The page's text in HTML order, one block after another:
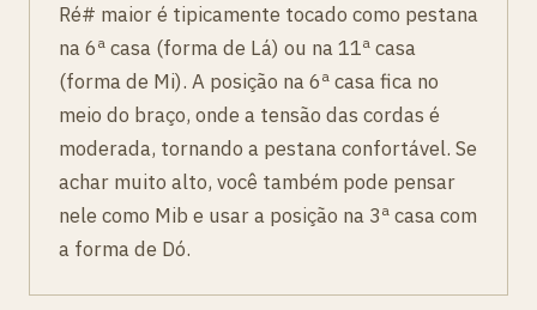
Ré# maior é tipicamente tocado como pestana
na 6ª casa (forma de Lá) ou na 11ª casa
(forma de Mi). A posição na 6ª casa fica no
meio do braço, onde a tensão das cordas é
moderada, tornando a pestana confortável. Se
achar muito alto, você também pode pensar
nele como Mib e usar a posição na 3ª casa com
a forma de Dó.